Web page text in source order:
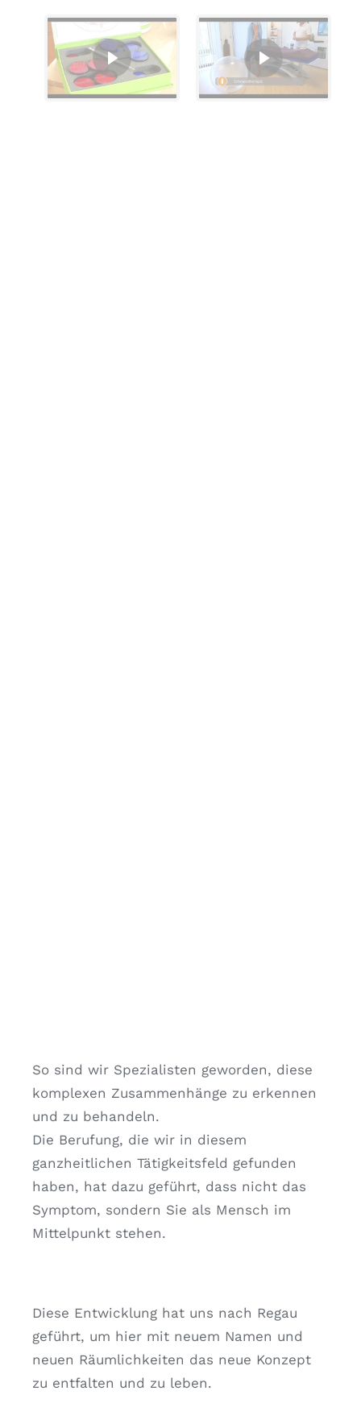
So sind wir Spezialisten geworden, diese
komplexen Zusammenhänge zu erkennen
und zu behandeln.
Die Berufung, die wir in diesem
ganzheitlichen Tätigkeitsfeld gefunden
haben, hat dazu geführt, dass nicht das
Symptom, sondern Sie als Mensch im
Mittelpunkt stehen.
Diese Entwicklung hat uns nach Regau
geführt, um hier mit neuem Namen und
neuen Räumlichkeiten das neue Konzept
zu entfalten und zu leben.